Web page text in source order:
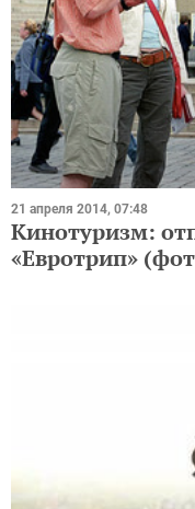
21 апреля 2014, 07:48
Кинотуризм:
«Евротрип»